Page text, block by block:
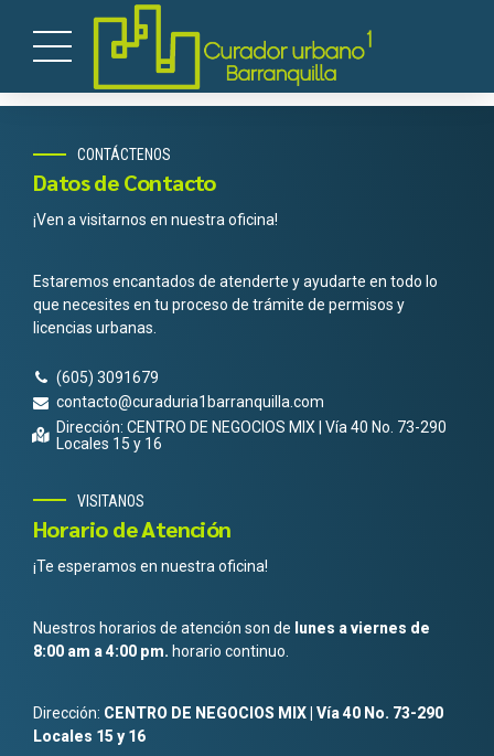
CONTÁCTENOS
Datos de Contacto
¡Ven a visitarnos en nuestra oficina!
Estaremos encantados de atenderte y ayudarte en todo lo
que necesites en tu proceso de trámite de permisos y
licencias urbanas.
(605) 3091679
contacto@curaduria1barranquilla.com
Dirección: CENTRO DE NEGOCIOS MIX | Vía 40 No. 73-290
Locales 15 y 16
VISITANOS
Horario de Atención
¡Te esperamos en nuestra oficina!
Nuestros horarios de atención son de lunes a viernes de
8:00 am a 4:00 pm. horario continuo.
Dirección: CENTRO DE NEGOCIOS MIX | Vía 40 No. 73-290
Locales 15 y 16